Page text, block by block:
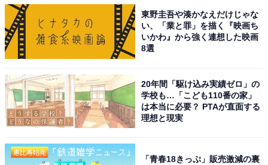
pic.twitter.com/48gRXu3Ux4
— Greg Joswiak (@gregjoz)August 29, 2023
ちなみにAppleによる新型iPhoneの発表会はアメリカ時
間の昼間に実施されるので、日本ではどうしても深夜の
時間帯になってしまいます。記事を書く立場としては、
見て書くというかなりしんどい作業をしていますが、今
東野圭吾や湊かなえだけじゃな
い、「業と罪」を描く『映画ち
いかわ』から強く連想した映画
8選
20年間「駆け込み実績ゼロ」の
学校も…「こども110番の家」
は本当に必要？ PTAが直面する
理想と現実
「青春18きっぷ」販売激減の裏